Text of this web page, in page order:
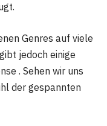
Genres auf viele
jedoch einige
. Sehen wir uns
der gespannten